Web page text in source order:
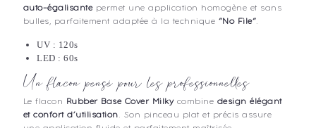
auto-égalisantepermet une application homogène et sans
bulles, parfaitement adaptée à la technique “No File” .
UV : 120s
LED : 60s
Un flacon pensé pour les professionnelles
Le flacon Rubber Base Cover Milkycombine design élégant
et confort d’utilisation . Son pinceau plat et précis assure